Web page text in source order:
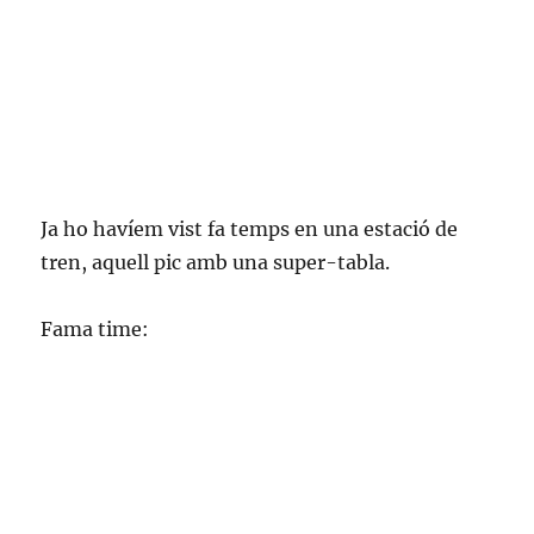
Ja ho havíem vist fa temps en una estació de
tren, aquell pic amb una super-tabla.
Fama time: